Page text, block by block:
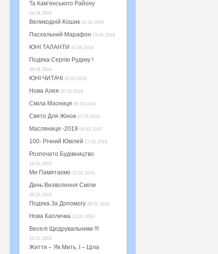
Та Кам‘янського Району
24.04.2019
Великодній Кошик 24.04.2019
Пасхальний Марафон 23.04.2019
ЮНІ ТАЛАНТИ 12.04.2019
Подяка Сергію Рудику !
09.04.2019
ЮНІ ЧИТАЧІ 28.03.2019
Нова Алея 20.03.2019
Сміла Масниця 09.03.2019
Свято Для Жінок 07.03.2019
Масляниця -2019 04.03.2019
100- Річний Ювілей 27.02.2019
Розпочато Будівництво
14.02.2019
Ми Памятаємо 12.02.2019
День Визволення Сміли
29.01.2019
Подяка За Допомогу 28.01.2019
Нова Капличка 23.01.2019
Веселі Щедрувальники !!!
15.01.2019
Життя – Як Мить, І – Ціла